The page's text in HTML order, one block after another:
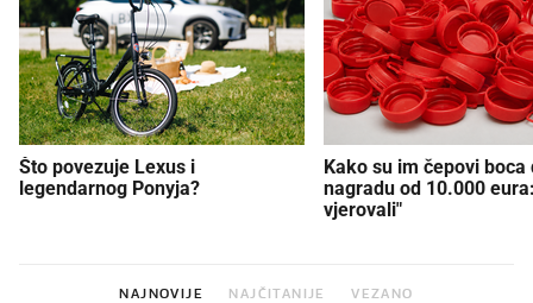
Što povezuje Lexus i
legendarnog Ponyja?
Kako su im čepovi boca
nagradu od 10.000
vjerovali"
NAJNOVIJE NAJČITANIJE VEZANO